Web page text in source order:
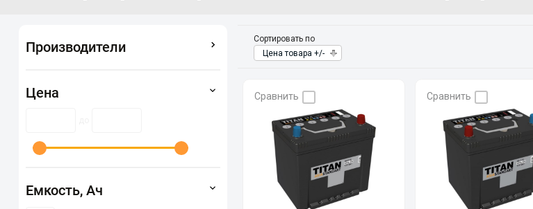
Производители
Цена
Емкость, Ач
Сортировать по
Цена товара +/-
Сравнить Сравнить